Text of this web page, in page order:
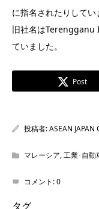
に指名されたりしてい
旧社名は
ていました。
Post
投稿者:ASEAN
マレーシア,工業･自動
コメント:0
タグ